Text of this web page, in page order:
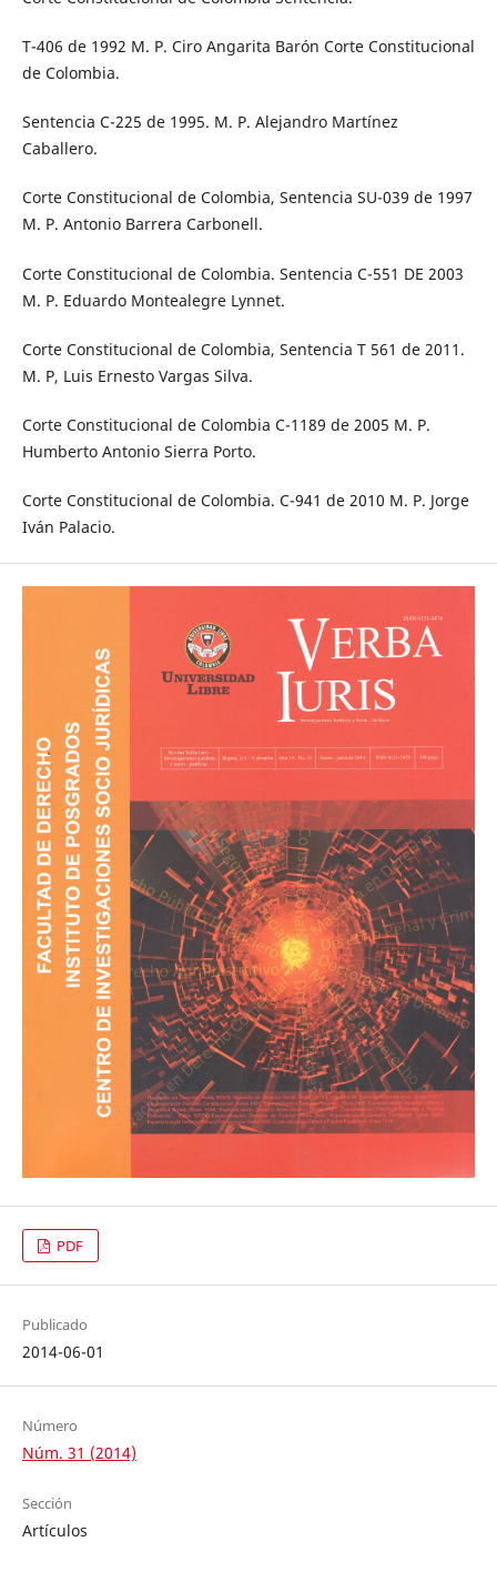
T-406 de 1992 M. P. Ciro Angarita Barón Corte Constitucional
de Colombia.
Sentencia C-225 de 1995. M. P. Alejandro Martínez
Caballero.
Corte Constitucional de Colombia, Sentencia SU-039 de 1997
M. P. Antonio Barrera Carbonell.
Corte Constitucional de Colombia. Sentencia C-551 DE 2003
M. P. Eduardo Montealegre Lynnet.
Corte Constitucional de Colombia, Sentencia T 561 de 2011.
M. P, Luis Ernesto Vargas Silva.
Corte Constitucional de Colombia C-1189 de 2005 M. P.
Humberto Antonio Sierra Porto.
Corte Constitucional de Colombia. C-941 de 2010 M. P. Jorge
Iván Palacio.
PDF
Publicado
2014-06-01
Número
Núm. 31 (2014)
Sección
Artículos